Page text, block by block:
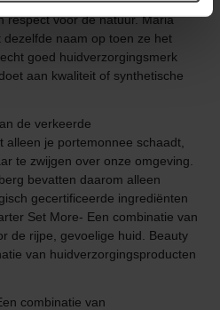
respect voor de natuur. Maria
naam op toen ze het
goed huidverzorgingsmerk
aan kwaliteit of synthetische
de verkeerde
je portemonnee schaadt,
te zwijgen over onze omgeving.
bevatten daarom alleen
gecertificeerde ingrediënten
Set More- Een combinatie van
de rijpe, gevoelige huid. Beauty
van huidverzorgingsproducten
combinatie van